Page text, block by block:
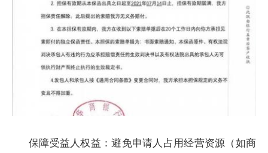
保障受益人权益：避免申请人占用经营资源（如商